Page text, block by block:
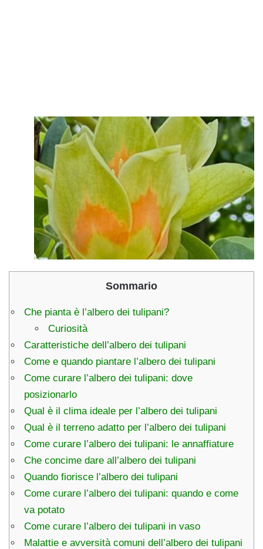
Sommario
Che pianta è l’albero dei tulipani?
Curiosità
Caratteristiche dell’albero dei tulipani
Come e quando piantare l’albero dei tulipani
Come curare l’albero dei tulipani: dove
posizionarlo
Qual è il clima ideale per l’albero dei tulipani
Qual è il terreno adatto per l’albero dei tulipani
Come curare l’albero dei tulipani: le annaffiature
Che concime dare all’albero dei tulipani
Quando fiorisce l’albero dei tulipani
Come curare l’albero dei tulipani: quando e come
va potato
Come curare l’albero dei tulipani in vaso
Malattie e avversità comuni dell’albero dei tulipani